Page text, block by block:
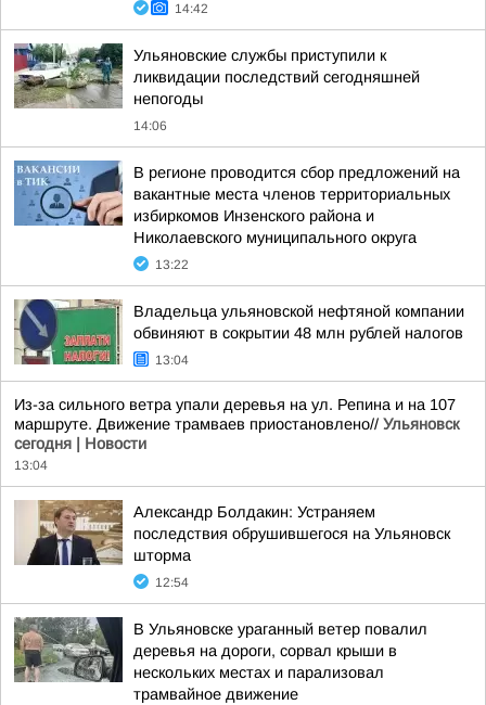
14:42
Ульяновские службы приступили к
ликвидации последствий сегодняшней
непогоды
14:06
В регионе проводится сбор предложений на
вакантные места членов территориальных
избиркомов Инзенского района и
Николаевского муниципального округа
13:22
Владельца ульяновской нефтяной компании
обвиняют в сокрытии 48 млн рублей налогов
13:04
Из-за сильного ветра упали деревья на ул. Репина и на 107
маршруте. Движение трамваев приостановлено// Ульяновск
сегодня | Новости
13:04
Александр Болдакин: Устраняем
последствия обрушившегося на Ульяновск
шторма
12:54
В Ульяновске ураганный ветер повалил
деревья на дороги, сорвал крыши в
нескольких местах и парализовал
трамвайное движение